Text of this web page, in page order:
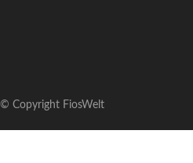
© Copyright FiosWelt